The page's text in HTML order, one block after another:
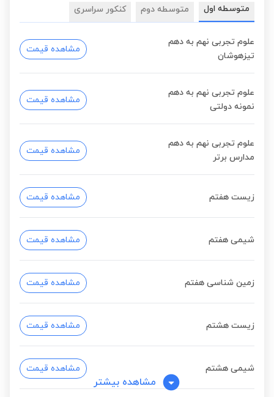
متوسطه اول متوسطه دوم کنکور سراسری
علوم تجربی نهم به دهم
تیزهوشان
مشاهده قیمت
علوم تجربی نهم به دهم
نمونه دولتی
مشاهده قیمت
علوم تجربی نهم به دهم
مدارس برتر
مشاهده قیمت
زیست هفتم مشاهده قیمت
شیمی هفتم مشاهده قیمت
زمین شناسی هفتم مشاهده قیمت
زیست هشتم مشاهده قیمت
شیمی هشتم مشاهده قیمت
مشاهده بیشتر